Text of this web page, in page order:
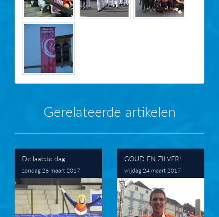
Gerelateerde artikelen
De laatste dag
zondag 26 maart 2017
GOUD EN ZILVER!
vrijdag 24 maart 2017